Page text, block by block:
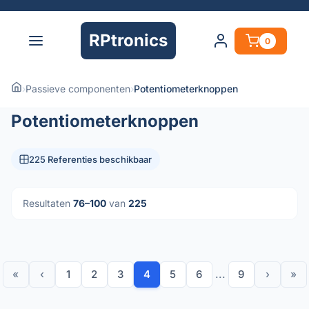
RPtronics 0
›Passieve componenten›Potentiometerknoppen
Potentiometerknoppen
225 Referenties beschikbaar
Resultaten 76–100 van 225
« ‹ 1 2 3 4 5 6 ... 9 › »